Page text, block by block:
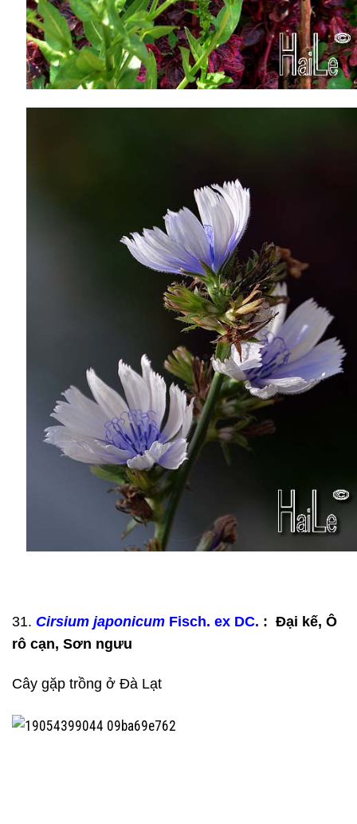
31. Cirsium japonicum Fisch. ex DC. : Đại kế, Ô
rô cạn, Sơn ngưu
Cây gặp trồng ở Đà Lạt